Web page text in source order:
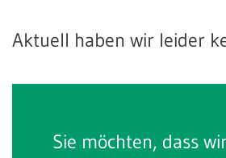
Aktuell haben wir leider
Sie möchten, dass